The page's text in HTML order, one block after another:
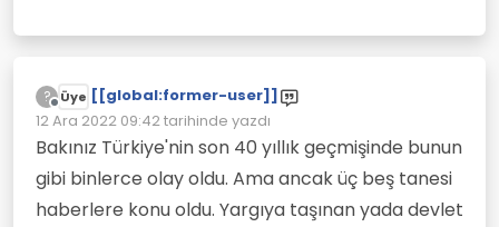
?
Çevrimdışı
Üye [[global:former-user]]
12 Ara 2022 09:42tarihinde yazdı
Son düzenleyen:
Bakınız Türkiye'nin son 40 yıllık geçmişinde bunun
gibi binlerce olay oldu. Ama ancak üç beş tanesi
haberlere konu oldu. Yargıya taşınan yada devlet